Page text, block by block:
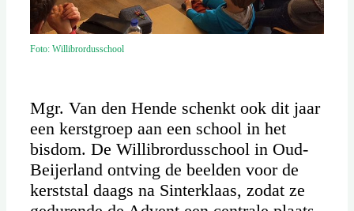
Foto: Willibrordusschool
Mgr. Van den Hende schenkt ook dit jaar
een kerstgroep aan een school in het
bisdom. De Willibrordusschool in Oud-
Beijerland ontving de beelden voor de
kerststal daags na Sinterklaas, zodat ze